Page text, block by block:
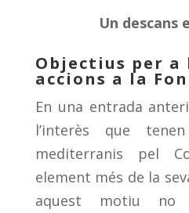
Un descans
Objectius per a
accions a la
En una entrada
l’interès que
mediterranis pel
element més de la
aquest motiu no